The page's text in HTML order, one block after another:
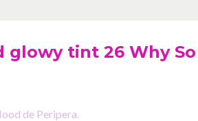
glowy tint 26 Why So
de Peripera.